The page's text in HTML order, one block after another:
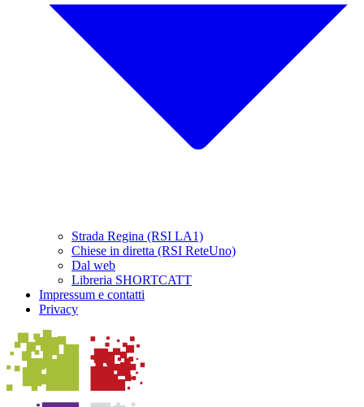
Strada Regina (RSI LA1)
Chiese in diretta (RSI ReteUno)
Dal web
Libreria SHORTCATT
Impressum e contatti
Privacy